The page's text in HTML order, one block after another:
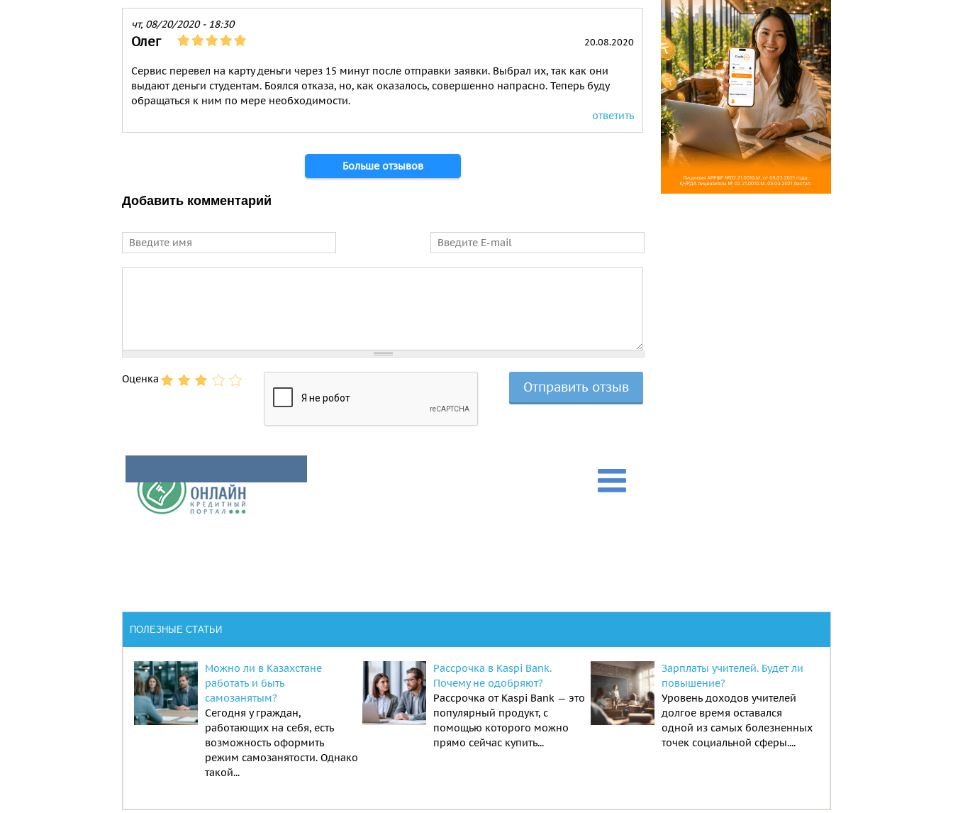
чт, 08/20/2020 - 18:30
Олег 20.08.2020
Сервис перевел на карту деньги через 15 минут после отправки заявки. Выбрал их, так как они
выдают деньги студентам. Боялся отказа, но, как оказалось, совершенно напрасно. Теперь буду
обращаться к ним по мере необходимости.
ответить
Больше отзывов
Добавить комментарий
Имя E-mail
Оценка
ПОЛЕЗНЫЕ СТАТЬИ
Можно ли в Казахстане
работать и быть
самозанятым?
Сегодня у граждан,
работающих на себя, есть
возможность оформить
режим самозанятости. Однако
такой...
Рассрочка в Kaspi Bank.
Почему не одобряют?
Рассрочка от Kaspi Bank — это
популярный продукт, с
помощью которого можно
прямо сейчас купить...
Зарплаты учителей. Будет ли
повышение?
Уровень доходов учителей
долгое время оставался
одной из самых болезненных
точек социальной сферы....